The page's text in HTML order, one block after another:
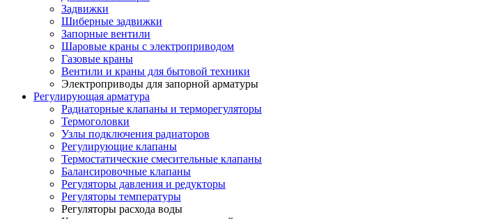
Задвижки
Шиберные задвижки
Запорные вентили
Шаровые краны с электроприводом
Газовые краны
Вентили и краны для бытовой техники
Электроприводы для запорной арматуры
Регулирующая арматура
Радиаторные клапаны и терморегуляторы
Термоголовки
Узлы подключения радиаторов
Регулирующие клапаны
Термостатические смесительные клапаны
Балансировочные клапаны
Регуляторы давления и редукторы
Регуляторы температуры
Регуляторы расхода воды